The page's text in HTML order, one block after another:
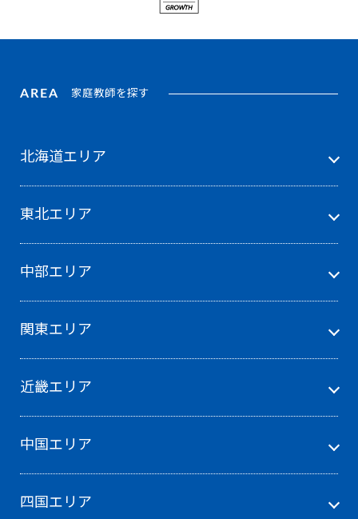
AREA 家庭教師を探す
北海道エリア
東北エリア
中部エリア
関東エリア
近畿エリア
中国エリア
四国エリア